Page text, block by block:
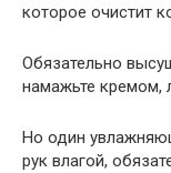
которое очистит
Обязательно
намажьте
Но один
рук влагой,